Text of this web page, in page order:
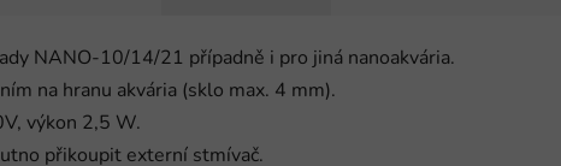
NANO-10/14/21 případně i pro jiná nanoakvária.
na hranu akvária (sklo max. 4 mm).
výkon 2,5 W.
přikoupit externí stmívač.